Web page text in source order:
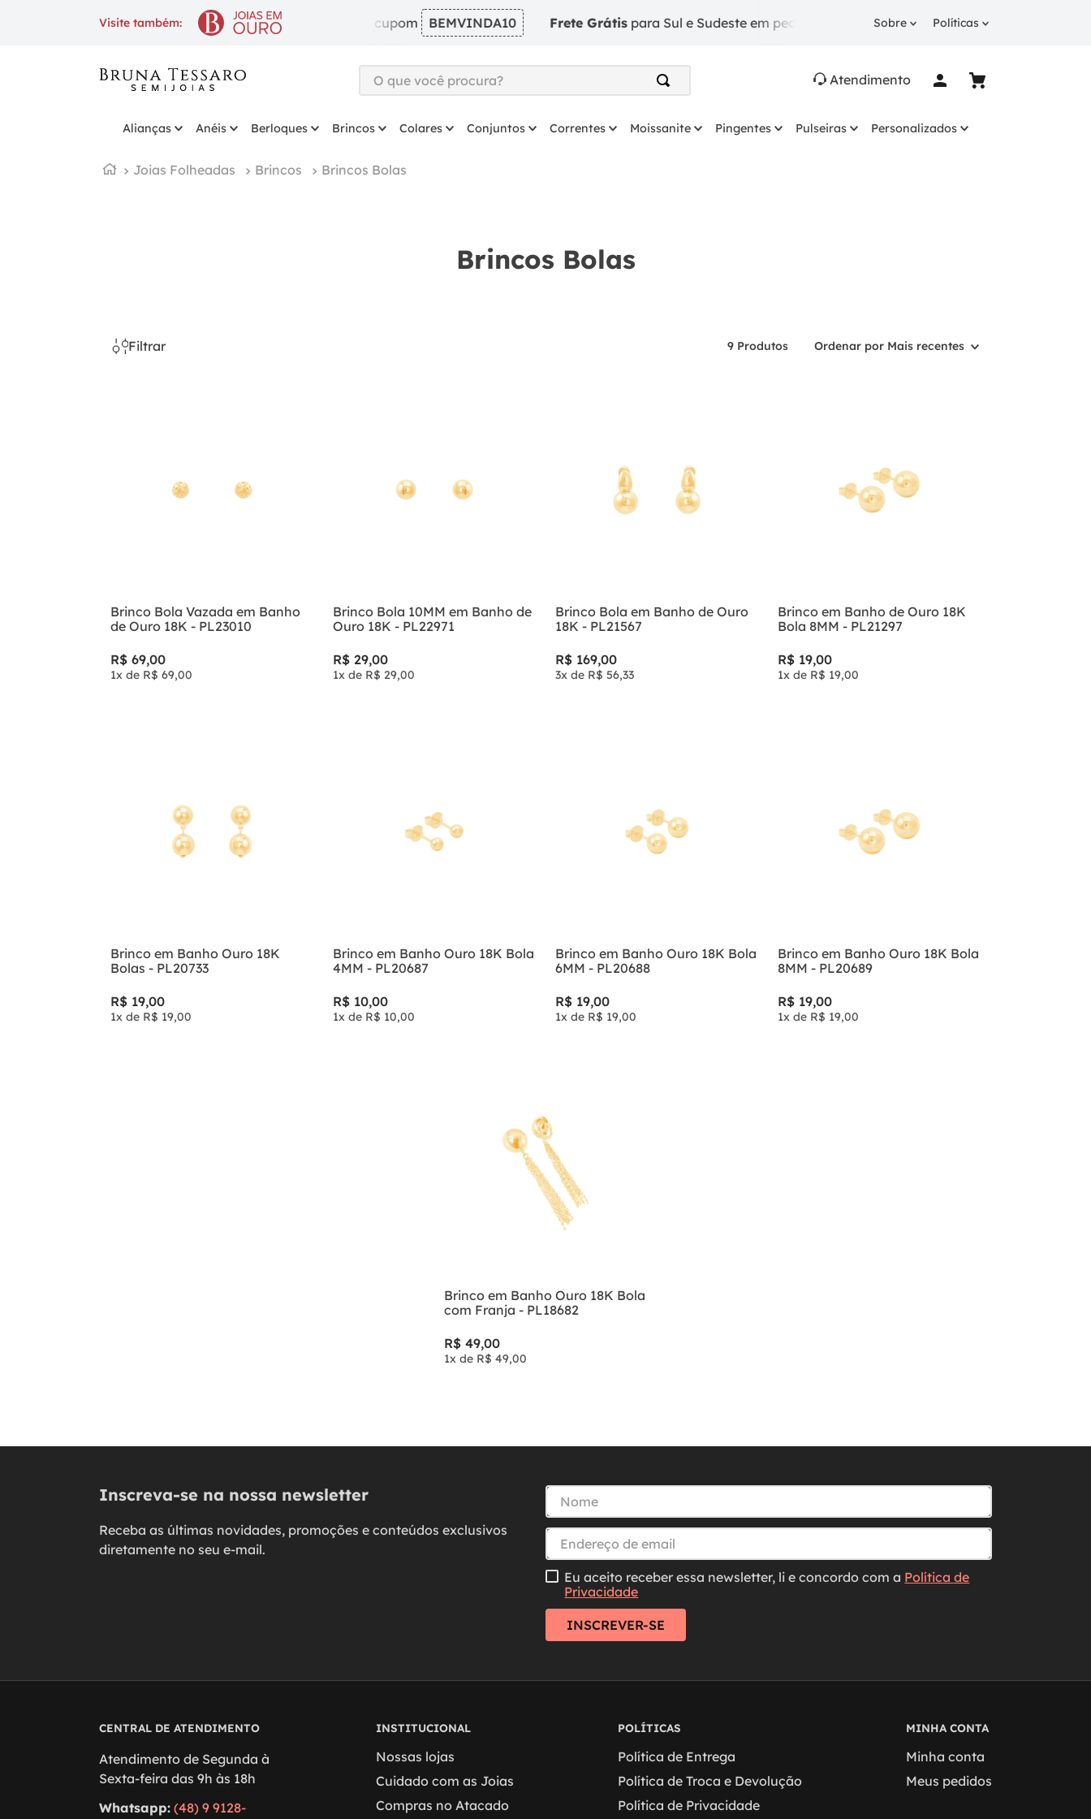
Visite também:
10% OFF na 1ª compra com cupom BEMVINDA10 Frete Grátispara Sul e Sudeste em pedidos a partir de R$ 249. 10% OFFna 1ª compra
Sobre Políticas
O que você procura?
2º
solitário
Atendimento
Alianças Anéis Berloques Brincos Colares Conjuntos Correntes Moissanite Pingentes Pulseiras Personalizados
Joias Folheadas Brincos Brincos Bolas
Brincos Bolas
Filtrar 9 Produtos Ordenar por Mais recentes
Brinco Bola Vazada em Banho
de Ouro 18K - PL23010
R$ 69,00
1x de R$ 69,00
Brinco Bola 10MM em Banho de
Ouro 18K - PL22971
R$ 29,00
1x de R$ 29,00
Brinco Bola em Banho de Ouro
18K - PL21567
R$ 169,00
3x de R$ 56,33
Brinco em Banho de Ouro 18K
Bola 8MM - PL21297
R$ 19,00
1x de R$ 19,00
Brinco em Banho Ouro 18K
Bolas - PL20733
R$ 19,00
1x de R$ 19,00
Brinco em Banho Ouro 18K Bola
4MM - PL20687
R$ 10,00
1x de R$ 10,00
Brinco em Banho Ouro 18K Bola
6MM - PL20688
R$ 19,00
1x de R$ 19,00
Brinco em Banho Ouro 18K Bola
8MM - PL20689
R$ 19,00
1x de R$ 19,00
Brinco em Banho Ouro 18K Bola
com Franja - PL18682
R$ 49,00
1x de R$ 49,00
Inscreva-se na nossa newsletter
Receba as últimas novidades, promoções e conteúdos exclusivos
diretamente no seu e-mail.
Eu aceito receber essa newsletter, li e concordo com a Política de
Privacidade
INSCREVER-SE
CENTRAL DE ATENDIMENTO
Atendimento de Segunda à
Sexta-feira das 9h às 18h
Whatsapp: (48) 9 9128-
INSTITUCIONAL
Nossas lojas
Cuidado com as Joias
Compras no Atacado
POLÍTICAS
Política de Entrega
Política de Troca e Devolução
Política de Privacidade
MINHA CONTA
Minha conta
Meus pedidos